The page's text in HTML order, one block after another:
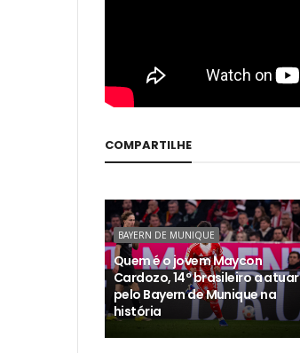
COMPARTILHE
BAYERN DE MUNIQUE
Quem é o jovem Maycon
Cardozo, 14º brasileiro a atuar
pelo Bayern de Munique na
história